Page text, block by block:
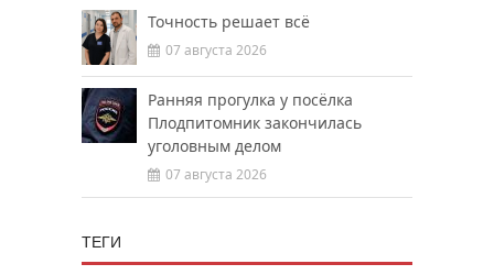
Точность решает всё
07 августа 2026
Ранняя прогулка у посёлка
Плодпитомник закончилась
уголовным делом
07 августа 2026
ТЕГИ